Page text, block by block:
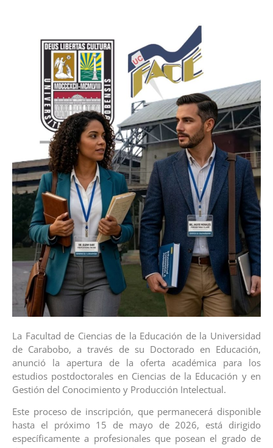
La Facultad de Ciencias de la Educación de la Universidad
de Carabobo, a través de su Doctorado en Educación,
anunció la apertura de la oferta académica para los
estudios postdoctorales en Ciencias de la Educación y en
Gestión del Conocimiento y Producción Intelectual.
Este proceso de inscripción, que permanecerá disponible
hasta el próximo 15 de mayo de 2026, está dirigido
específicamente a profesionales que posean el grado de